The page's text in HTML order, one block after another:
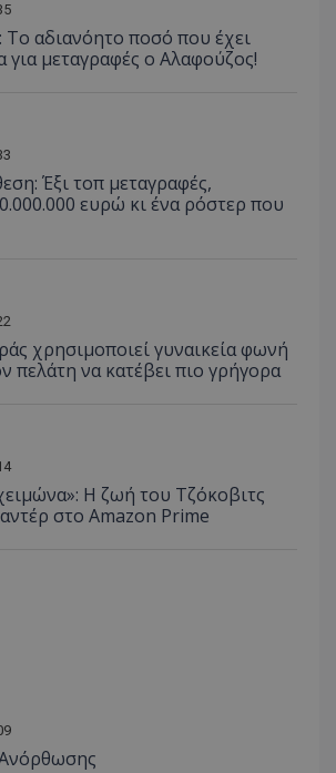
Το αδιανόητο ποσό που έχει
μεταγραφές ο Αλαφούζος!
Έξι τοπ μεταγραφές,
ευρώ κι ένα ρόστερ που
χρησιμοποιεί γυναικεία φωνή
πελάτη να κατέβει πιο γρήγορα
Η ζωή του Τζόκοβιτς
στο Amazon Prime